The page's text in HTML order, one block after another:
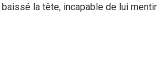
la tête, incapable de lui mentir